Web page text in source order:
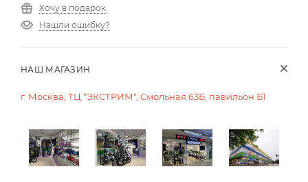
Хочу в подарок
Нашли ошибку?
НАШ МАГАЗИН
г. Москва, ТЦ "ЭКСТРИМ", Смольная 63Б, павильон Б1